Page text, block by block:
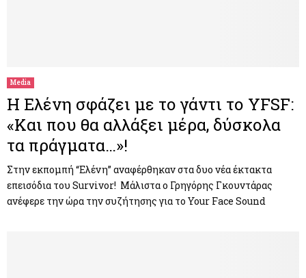
Media
Η Ελένη σφάζει με το γάντι το YFSF:
«Και που θα αλλάξει μέρα, δύσκολα
τα πράγματα…»!
Στην εκπομπή “Ελένη” αναφέρθηκαν στα δυο νέα έκτακτα
επεισόδια του Survivor! Μάλιστα ο Γρηγόρης Γκουντάρας
ανέφερε την ώρα την συζήτησης για το Your Face Sound